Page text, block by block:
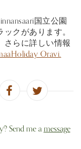
国立公園
クがあります。
さらに詳しい情報
Oravi.
Send me amessage